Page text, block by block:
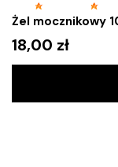
Żel mocznikowy
18,00 zł